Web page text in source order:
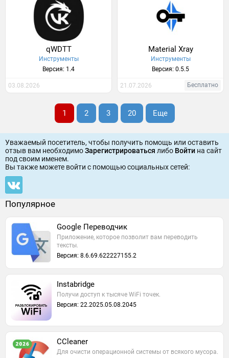
qWDTT
Инструменты
Версия: 1.4
03.08.2026
Material Xray
Инструменты
Версия: 0.5.5
21.07.2026 Бесплатно
1 2 3 20 Еще
Уважаемый посетитель, чтобы получить помощь или оставить
отзыв вам необходимоЗарегистрироваться либо Войти на сайт
под своим именем.
Вы также можете войти c помощью социальных сетей:
Популярное
Google Переводчик
Приложение, которое позволит вам переводить
тексты.
Версия: 8.6.69.622227155.2
Instabridge
Получи доступ к тысяче WiFi точек.
Версия: 22.2025.05.08.2045
CCleaner
Для очисти операционной системы от всякого мусора.